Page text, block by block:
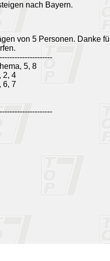
nach Bayern.
von 5 Personen. Danke
5, 8
2, 4
6, 7